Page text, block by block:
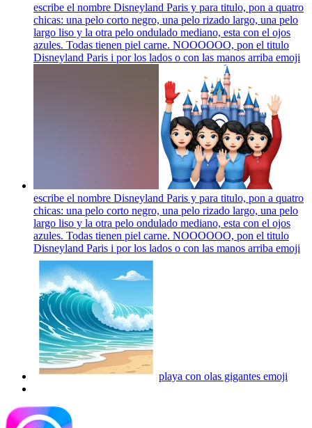
escribe el nombre Disneyland Paris y para titulo, pon a quatro
chicas: una pelo corto negro, una pelo rizado largo, una pelo
largo liso y la otra pelo ondulado mediano, esta con el ojos
azules. Todas tienen piel carne. NOOOOOO, pon el titulo
Disneyland Paris i por los lados o con las manos arriba emoji
escribe el nombre Disneyland Paris y para titulo, pon a quatro
chicas: una pelo corto negro, una pelo rizado largo, una pelo
largo liso y la otra pelo ondulado mediano, esta con el ojos
azules. Todas tienen piel carne. NOOOOOO, pon el titulo
Disneyland Paris i por los lados o con las manos arriba emoji
playa con olas gigantes emoji